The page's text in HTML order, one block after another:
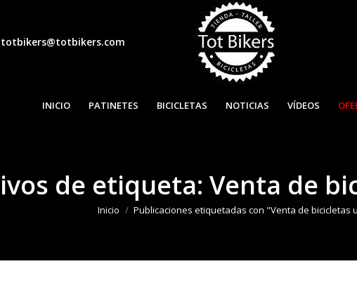
totbikers@totbikers.com
INICIO PATINETES BICICLETAS NOTICIAS VÍDEOS
de etiqueta: Venta de
Estás aquí:
Inicio Publicaciones etiquetadas con "Venta de bicicletas
INICIO